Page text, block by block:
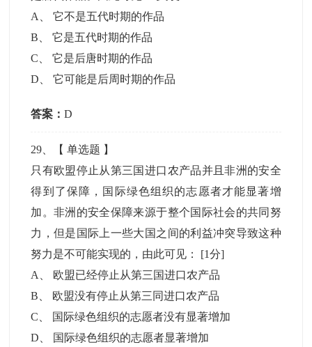
A
、它不是五代时期的作品
B 、它是五代时期的作品
C 、它是后唐时期的作品
D 、它可能是后周时期的作品
答案：D
29 、【单选题 】
只有欧盟停止从第三国进口农产品并且非洲的安全
得到了保障，国际绿色组织的志愿者才能显著增
加。非洲的安全保障来源于整个国际社会的共同努
力，但是国际上一些大国之间的利益冲突导致这种
努力是不可能实现的，由此可见： [1分]
A
欧盟已经停止从第三国进口农产品
B
欧盟没有停止从第三同进口农产品
C
国际绿色组织的志愿者没有显著增加
D
国际绿色组织的志愿者显著增加